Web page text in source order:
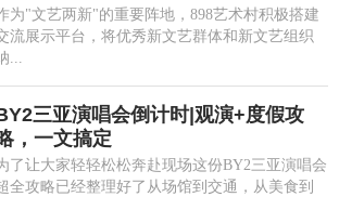
为"文艺两新"的重要阵地，898艺术村积极搭建
流展示平台，将优秀新文艺群体和新文艺组织
...
三亚演唱会倒计时|观演+度假攻
，一文搞定
了让大家轻轻松松奔赴现场这份BY2三亚演唱会
全攻略已经整理好了从场馆到交通，从美食到